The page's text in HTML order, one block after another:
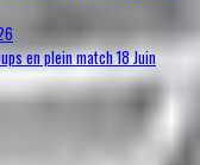
en plein match18 Juin